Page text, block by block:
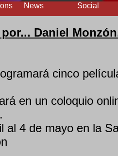
News Social
Daniel
cinco
en un coloquio
al 4 de mayo en la